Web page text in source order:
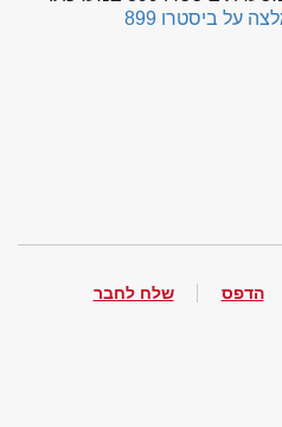
על ביסטרו 899
הדפס שלח לחבר